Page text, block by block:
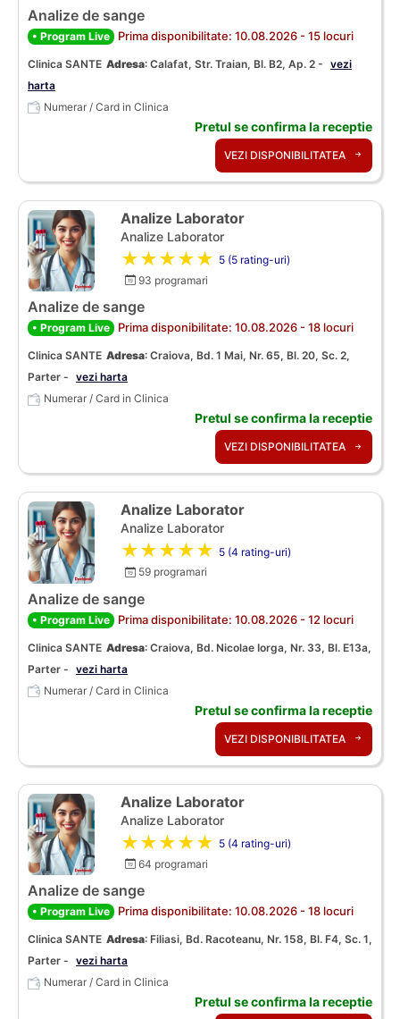
Analize de sange
• Program Live Prima disponibilitate: 10.08.2026 - 15 locuri
Clinica SANTE Adresa: Calafat, Str. Traian, Bl. B2, Ap. 2 - vezi
harta
Numerar / Card in Clinica
Pretul se confirma la receptie
VEZI DISPONIBILITATEA
Analize Laborator
Analize Laborator
★★★★★ 5 (5 rating-uri)
93 programari
Analize de sange
• Program Live Prima disponibilitate: 10.08.2026 - 18 locuri
Clinica SANTE Adresa: Craiova, Bd. 1 Mai, Nr. 65, Bl. 20, Sc. 2,
Parter - vezi harta
Numerar / Card in Clinica
Pretul se confirma la receptie
VEZI DISPONIBILITATEA
Analize Laborator
Analize Laborator
★★★★★ 5 (4 rating-uri)
59 programari
Analize de sange
• Program Live Prima disponibilitate: 10.08.2026 - 12 locuri
Clinica SANTE Adresa: Craiova, Bd. Nicolae Iorga, Nr. 33, Bl. E13a,
Parter - vezi harta
Numerar / Card in Clinica
Pretul se confirma la receptie
VEZI DISPONIBILITATEA
Analize Laborator
Analize Laborator
★★★★★ 5 (4 rating-uri)
64 programari
Analize de sange
• Program Live Prima disponibilitate: 10.08.2026 - 18 locuri
Clinica SANTE Adresa: Filiasi, Bd. Racoteanu, Nr. 158, Bl. F4, Sc. 1,
Parter - vezi harta
Numerar / Card in Clinica
Pretul se confirma la receptie